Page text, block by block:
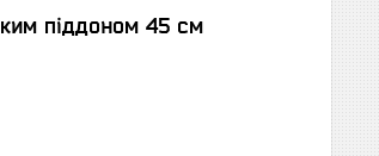
піддоном 45 см